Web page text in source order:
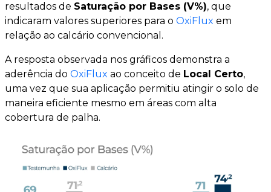
resultados de Saturação por Bases (V%), que
indicaram valores superiores para o OxiFlux em
relação ao calcário convencional.
A resposta observada nos gráficos demonstra a
aderência do OxiFlux ao conceito de Local Certo,
uma vez que sua aplicação permitiu atingir o solo de
maneira eficiente mesmo em áreas com alta
cobertura de palha.